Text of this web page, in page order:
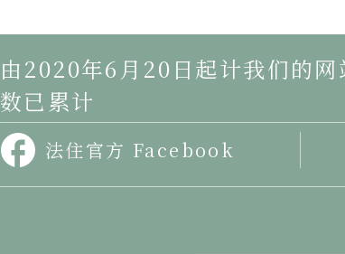
由2020年6月20日起计我们的网
数已累计
法住官方 Facebook